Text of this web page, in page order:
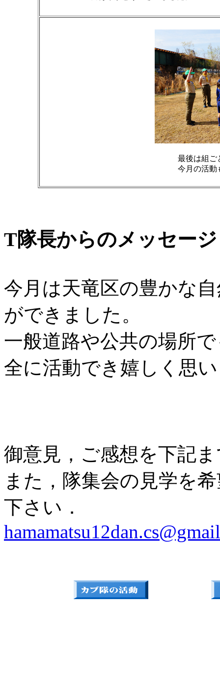
最後は組ご
今月の活動
T隊長からのメッセージ
今月は天竜区の豊かな
ができました。
一般道路や公共の場所
全に活動でき嬉しく思
御意見，ご感想を下記
また，隊集会の見学を
下さい．